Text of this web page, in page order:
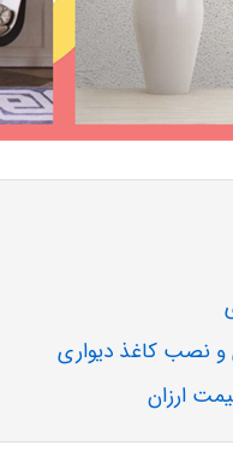
و نصب کاغذ دیواری
ارزان